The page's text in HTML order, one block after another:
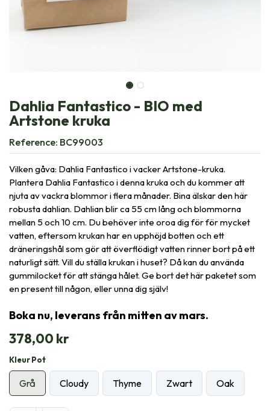
Dahlia Fantastico - BIO med
Artstone kruka
Reference: BC99003
Vilken gåva: Dahlia Fantastico i vacker Artstone-kruka.
Plantera Dahlia Fantastico i denna kruka och du kommer att
njuta av vackra blommor i flera månader. Bina älskar den här
robusta dahlian. Dahlian blir ca 55 cm lång och blommorna
mellan 5 och 10 cm. Du behöver inte oroa dig för för mycket
vatten, eftersom krukan har en upphöjd botten och ett
dräneringshål som gör att överflödigt vatten rinner bort på ett
naturligt sätt. Vill du ställa krukan i huset? Då kan du använda
gummilocket för att stänga hålet. Ge bort det här paketet som
en present till någon, eller unna dig själv!
Boka nu, leverans från mitten av mars.
378,00 kr
Kleur Pot
Grå Cloudy Thyme Zwart Oak